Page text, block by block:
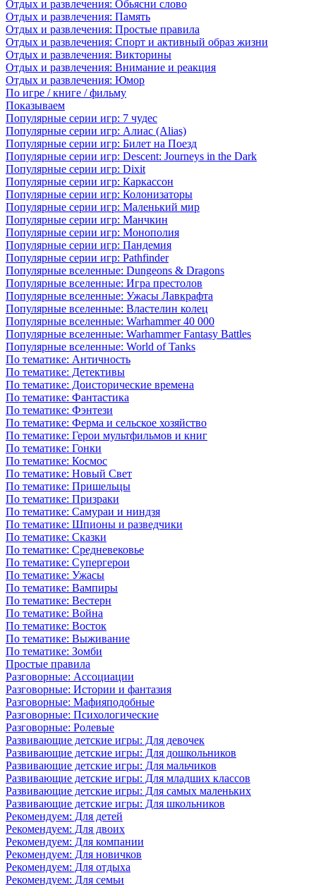
Отдых и развлечения: Обьясни слово
Отдых и развлечения: Память
Отдых и развлечения: Простые правила
Отдых и развлечения: Спорт и активный образ жизни
Отдых и развлечения: Викторины
Отдых и развлечения: Внимание и реакция
Отдых и развлечения: Юмор
По игре / книге / фильму
Показываем
Популярные серии игр: 7 чудес
Популярные серии игр: Алиас (Alias)
Популярные серии игр: Билет на Поезд
Популярные серии игр: Descent: Journeys in the Dark
Популярные серии игр: Dixit
Популярные серии игр: Каркассон
Популярные серии игр: Колонизаторы
Популярные серии игр: Маленький мир
Популярные серии игр: Манчкин
Популярные серии игр: Монополия
Популярные серии игр: Пандемия
Популярные серии игр: Pathfinder
Популярные вселенные: Dungeons & Dragons
Популярные вселенные: Игра престолов
Популярные вселенные: Ужасы Лавкрафта
Популярные вселенные: Властелин колец
Популярные вселенные: Warhammer 40 000
Популярные вселенные: Warhammer Fantasy Battles
Популярные вселенные: World of Tanks
По тематике: Античность
По тематике: Детективы
По тематике: Доисторические времена
По тематике: Фантастика
По тематике: Фэнтези
По тематике: Ферма и сельское хозяйство
По тематике: Герои мультфильмов и книг
По тематике: Гонки
По тематике: Космос
По тематике: Новый Свет
По тематике: Пришельцы
По тематике: Призраки
По тематике: Самураи и ниндзя
По тематике: Шпионы и разведчики
По тематике: Сказки
По тематике: Средневековье
По тематике: Супергерои
По тематике: Ужасы
По тематике: Вампиры
По тематике: Вестерн
По тематике: Война
По тематике: Восток
По тематике: Выживание
По тематике: Зомби
Простые правила
Разговорные: Ассоциации
Разговорные: Истории и фантазия
Разговорные: Мафияподобные
Разговорные: Психологические
Разговорные: Ролевые
Развивающие детские игры: Для девочек
Развивающие детские игры: Для дошкольников
Развивающие детские игры: Для мальчиков
Развивающие детские игры: Для младших классов
Развивающие детские игры: Для самых маленьких
Развивающие детские игры: Для школьников
Рекомендуем: Для детей
Рекомендуем: Для двоих
Рекомендуем: Для компании
Рекомендуем: Для новичков
Рекомендуем: Для отдыха
Рекомендуем: Для семьи